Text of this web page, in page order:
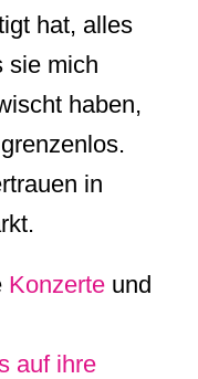
hat, alles
sie mich
haben,
in
Konzerteund
auf ihre